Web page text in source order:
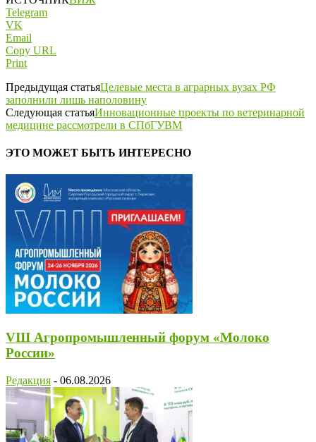
Telegram
VK
Email
Copy URL
Print
Предыдущая статьяЦелевые места в аграрных вузах РФ
заполнили лишь наполовину
Следующая статьяИнновационные проекты по ветеринарной
медицине рассмотрели в СПбГУВМ
ЭТО МОЖЕТ БЫТЬ ИНТЕРЕСНО
VIII Агропромышленный форум «Молоко
России»
Редакция - 06.08.2026